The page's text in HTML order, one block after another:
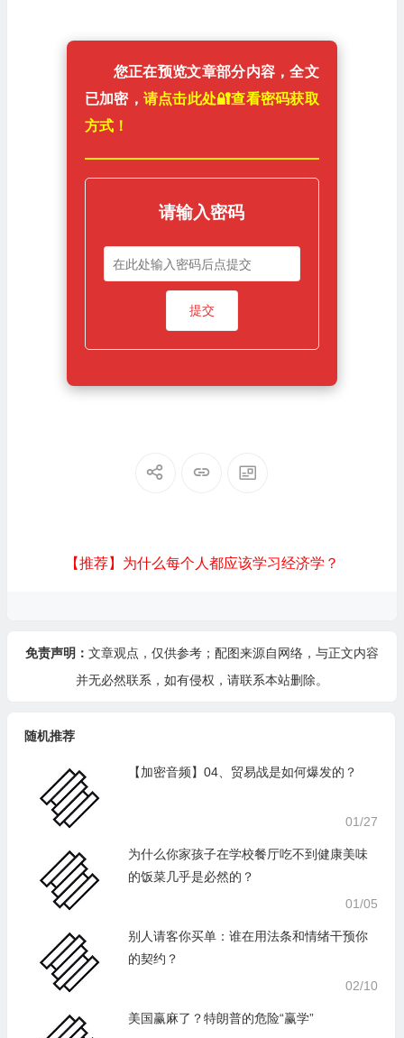
您正在预览文章部分内容，全文
已加密， 请点击此处🔐️查看密码获取
方式！
请输入密码
【推荐】为什么每个人都应该学习经济学？
免责声明： 文章观点，仅供参考；配图来源自网络，与正文内容
并无必然联系，如有侵权，请联系本站删除。
随机推荐
【加密音频】04、贸易战是如何爆发的？
01/27
为什么你家孩子在学校餐厅吃不到健康美味
的饭菜几乎是必然的？
01/05
别人请客你买单：谁在用法条和情绪干预你
的契约？
02/10
美国赢麻了？特朗普的危险“赢学”